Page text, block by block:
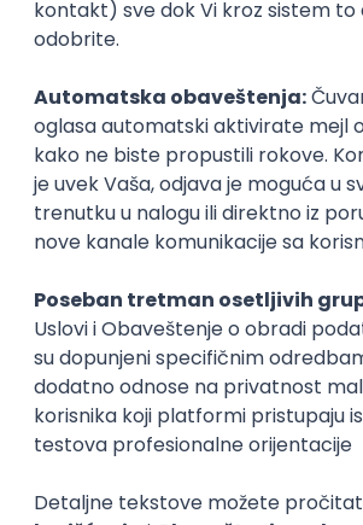
Zanimanja posle studija
Finansijski službenik
finansije